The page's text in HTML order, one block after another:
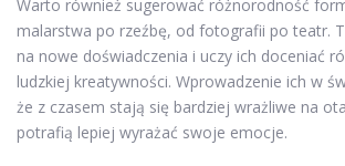
Warto również sugerować różnorodność
malarstwa po rzeźbę, od fotografii po teatr.
na nowe doświadczenia i uczy ich doceniać
ludzkiej kreatywności. Wprowadzenie ich w
że z czasem stają się bardziej wrażliwe na
potrafią lepiej wyrażać swoje emocje.